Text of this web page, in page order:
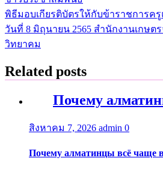
แนะแนว
เรื่อง
พิธีมอบเกียรติบัตรให้กับข้าราชการครู
วันที่ 8 มิถุนายน 2565 สำนักงานเกษ
วิทยาคม
Related posts
Почему
สิงหาคม 7, 2026 admin 0
Почему алматинцы всё чаще